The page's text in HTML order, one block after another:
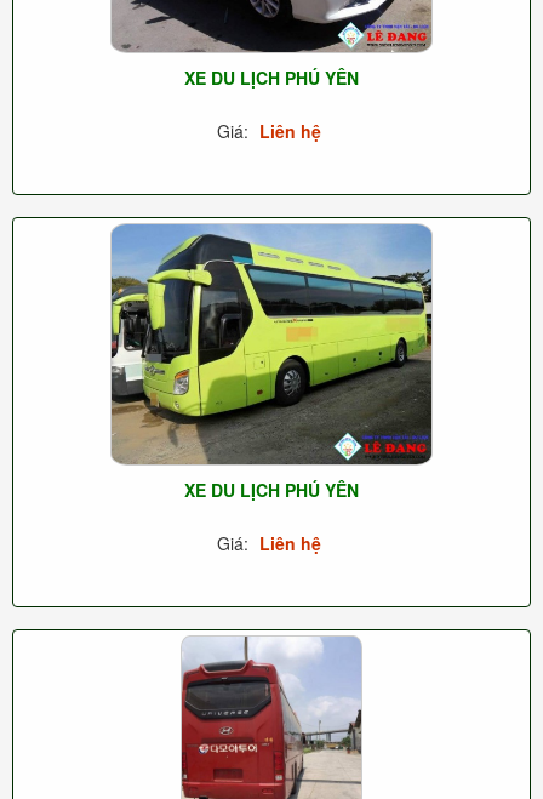
XE DU LỊCH PHÚ YÊN
Giá: Liên hệ
XE DU LỊCH PHÚ YÊN
Giá: Liên hệ